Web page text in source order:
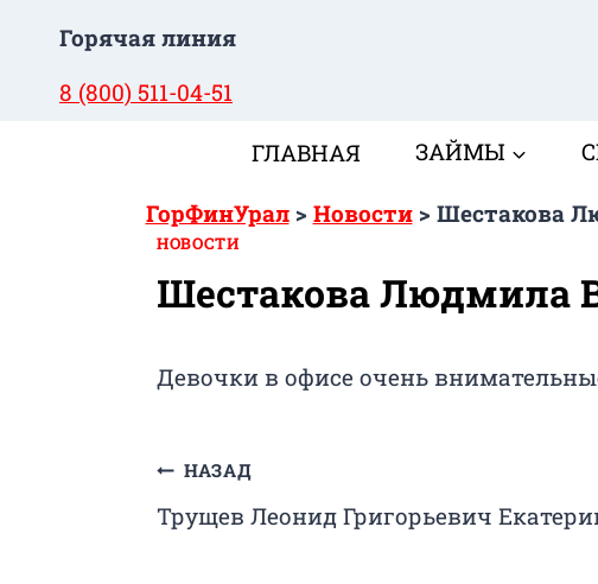
содержимому
Горячая линия
8 (800) 511-04-51
ГЛАВНАЯ ЗАЙМЫ
ГорФинУрал> Новости> Шестакова
НОВОСТИ
Шестакова Людмила
Девочки в офисе очень
Навигация
по
НАЗАД
Трущев Леонид Григорьевич